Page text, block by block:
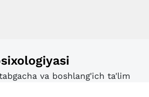
va boshlang'ich ta'lim